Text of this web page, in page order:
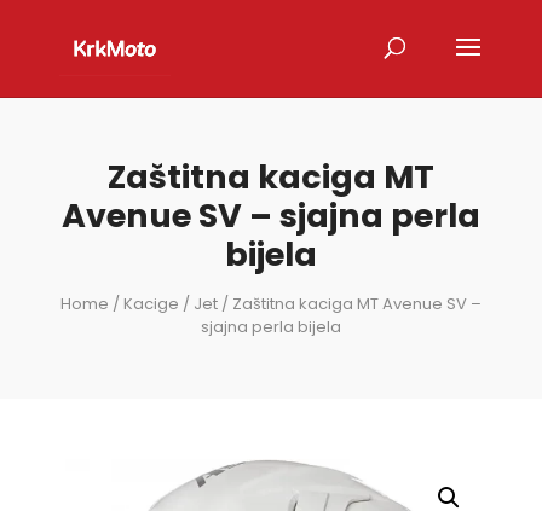
Zaštitna kaciga MT
Avenue SV – sjajna perla
bijela
Home / Kacige / Jet/ Zaštitna kaciga MT Avenue SV –
sjajna perla bijela